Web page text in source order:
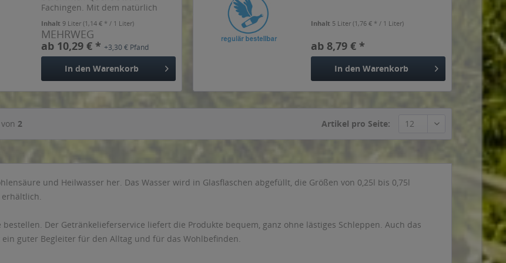
Fachingen. Mit dem natürlich
von 1.846 mg und einer
einzigartigen Mineralisation. Fein
perlend und angenehm im
Geschmack...
Inhalt 9 Liter(1,14 € * / 1 Liter)
MEHRWEG
ab 10,29 € *+3,30 € Pfand
In den Warenkorb
Inhalt 5 Liter(1,76 € * / 1 Liter)
ab 8,79 € *
In den Warenkorb
von 2 Artikel pro Seite:
und Heilwasser her. Das Wasser wird in Glasflaschen abgefüllt, die Größen von 0,25l bis 0,75l
erhältlich.
Der Getränkelieferservice liefert die Produkte bequem, ganz ohne lästiges Schleppen. Auch das
guter Begleiter für den Alltag und für das Wohlbefinden.